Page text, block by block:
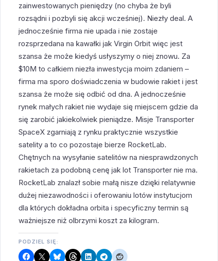
zainwestowanych pieniędzy (no chyba że byli
rozsądni i pozbyli się akcji wcześniej). Niezły deal. A
jednocześnie firma nie upada i nie zostaje
rozsprzedana na kawałki jak Virgin Orbit więc jest
szansa że może kiedyś usłyszymy o niej znowu. Za
$10M to całkiem niezła inwestycja moim zdaniem –
firma ma sporo doświadczenia w budowie rakiet i jest
szansa że może się odbić od dna. A jednocześnie
rynek małych rakiet nie wydaje się miejscem gdzie da
się zarobić jakiekolwiek pieniądze. Misje Transporter
SpaceX zgarniają z rynku praktycznie wszystkie
satelity a to co pozostaje bierze RocketLab.
Chętnych na wysyłanie satelitów na niesprawdzonych
rakietach za podobną cenę jak lot Transporter nie ma.
RocketLab znalazł sobie małą nisze dzięki relatywnie
dużej niezawodności i oferowaniu lotów instytucjom
dla których dokładna orbita i specyficzny termin są
ważniejsze niż olbrzymi koszt za kilogram.
PODZIEL SIĘ: